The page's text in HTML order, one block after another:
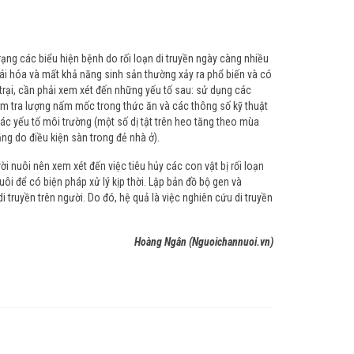
các biểu hiện bệnh do rối loạn di truyền ngày càng nhiều
và mất khả năng sinh sản thường xảy ra phổ biến và có
cần phải xem xét đến những yếu tố sau: sử dụng các
tra lượng nấm mốc trong thức ăn và các thông số kỹ thuật
yếu tố môi trường (một số dị tật trên heo tăng theo mùa
do điều kiện sàn trong đẻ nhà ở).
nuôi nên xem xét đến việc tiêu hủy các con vật bị rối loạn
để có biện pháp xử lý kịp thời. Lập bản đồ bộ gen và
trên người. Do đó, hệ quả là việc nghiên cứu di truyền
Hoàng Ngân (Nguoichannuoi.vn)